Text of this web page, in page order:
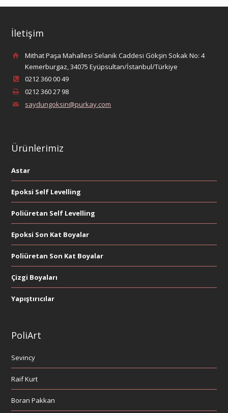
İletişim
Mithat Paşa Mahallesi Selanik Caddesi Gökşin Sokak No: 4
Kemerburgaz, 34075 Eyüpsultan/İstanbul/Türkiye
0212 360 00 49
0212 360 27 98
saydungoksin@purkay.com
Ürünlerimiz
Astar
Epoksi Self Levelling
Poliüretan Self Levelling
Epoksi Son Kat Boyalar
Poliüretan Son Kat Boyalar
Çizgi Boyaları
Yapıştırıcılar
PoliArt
Sevincy
Raif Kurt
Boran Pakkan